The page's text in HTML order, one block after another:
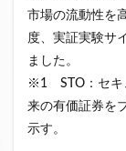
市場の流動性を
度、実証実験サ
ました。
※1 STO：セキ
来の有価証券を
示す。
意識調査
特例事業
キャンペーン